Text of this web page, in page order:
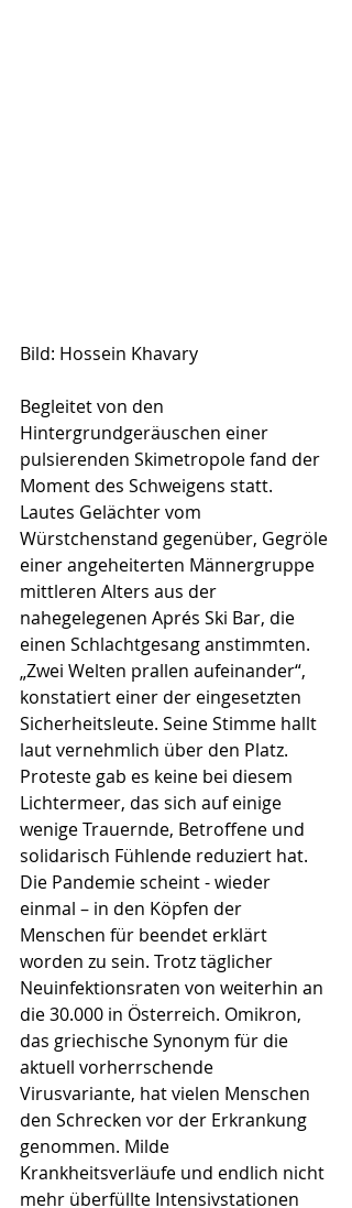
Bild: Hossein Khavary
Begleitet von den
Hintergrundgeräuschen einer
pulsierenden Skimetropole fand der
Moment des Schweigens statt.
Lautes Gelächter vom
Würstchenstand gegenüber, Gegröle
einer angeheiterten Männergruppe
mittleren Alters aus der
nahegelegenen Aprés Ski Bar, die
einen Schlachtgesang anstimmten.
„Zwei Welten prallen aufeinander“,
konstatiert einer der eingesetzten
Sicherheitsleute. Seine Stimme hallt
laut vernehmlich über den Platz.
Proteste gab es keine bei diesem
Lichtermeer, das sich auf einige
wenige Trauernde, Betroffene und
solidarisch Fühlende reduziert hat.
Die Pandemie scheint - wieder
einmal – in den Köpfen der
Menschen für beendet erklärt
worden zu sein. Trotz täglicher
Neuinfektionsraten von weiterhin an
die 30.000 in Österreich. Omikron,
das griechische Synonym für die
aktuell vorherrschende
Virusvariante, hat vielen Menschen
den Schrecken vor der Erkrankung
genommen. Milde
Krankheitsverläufe und endlich nicht
mehr überfüllte Intensivstationen